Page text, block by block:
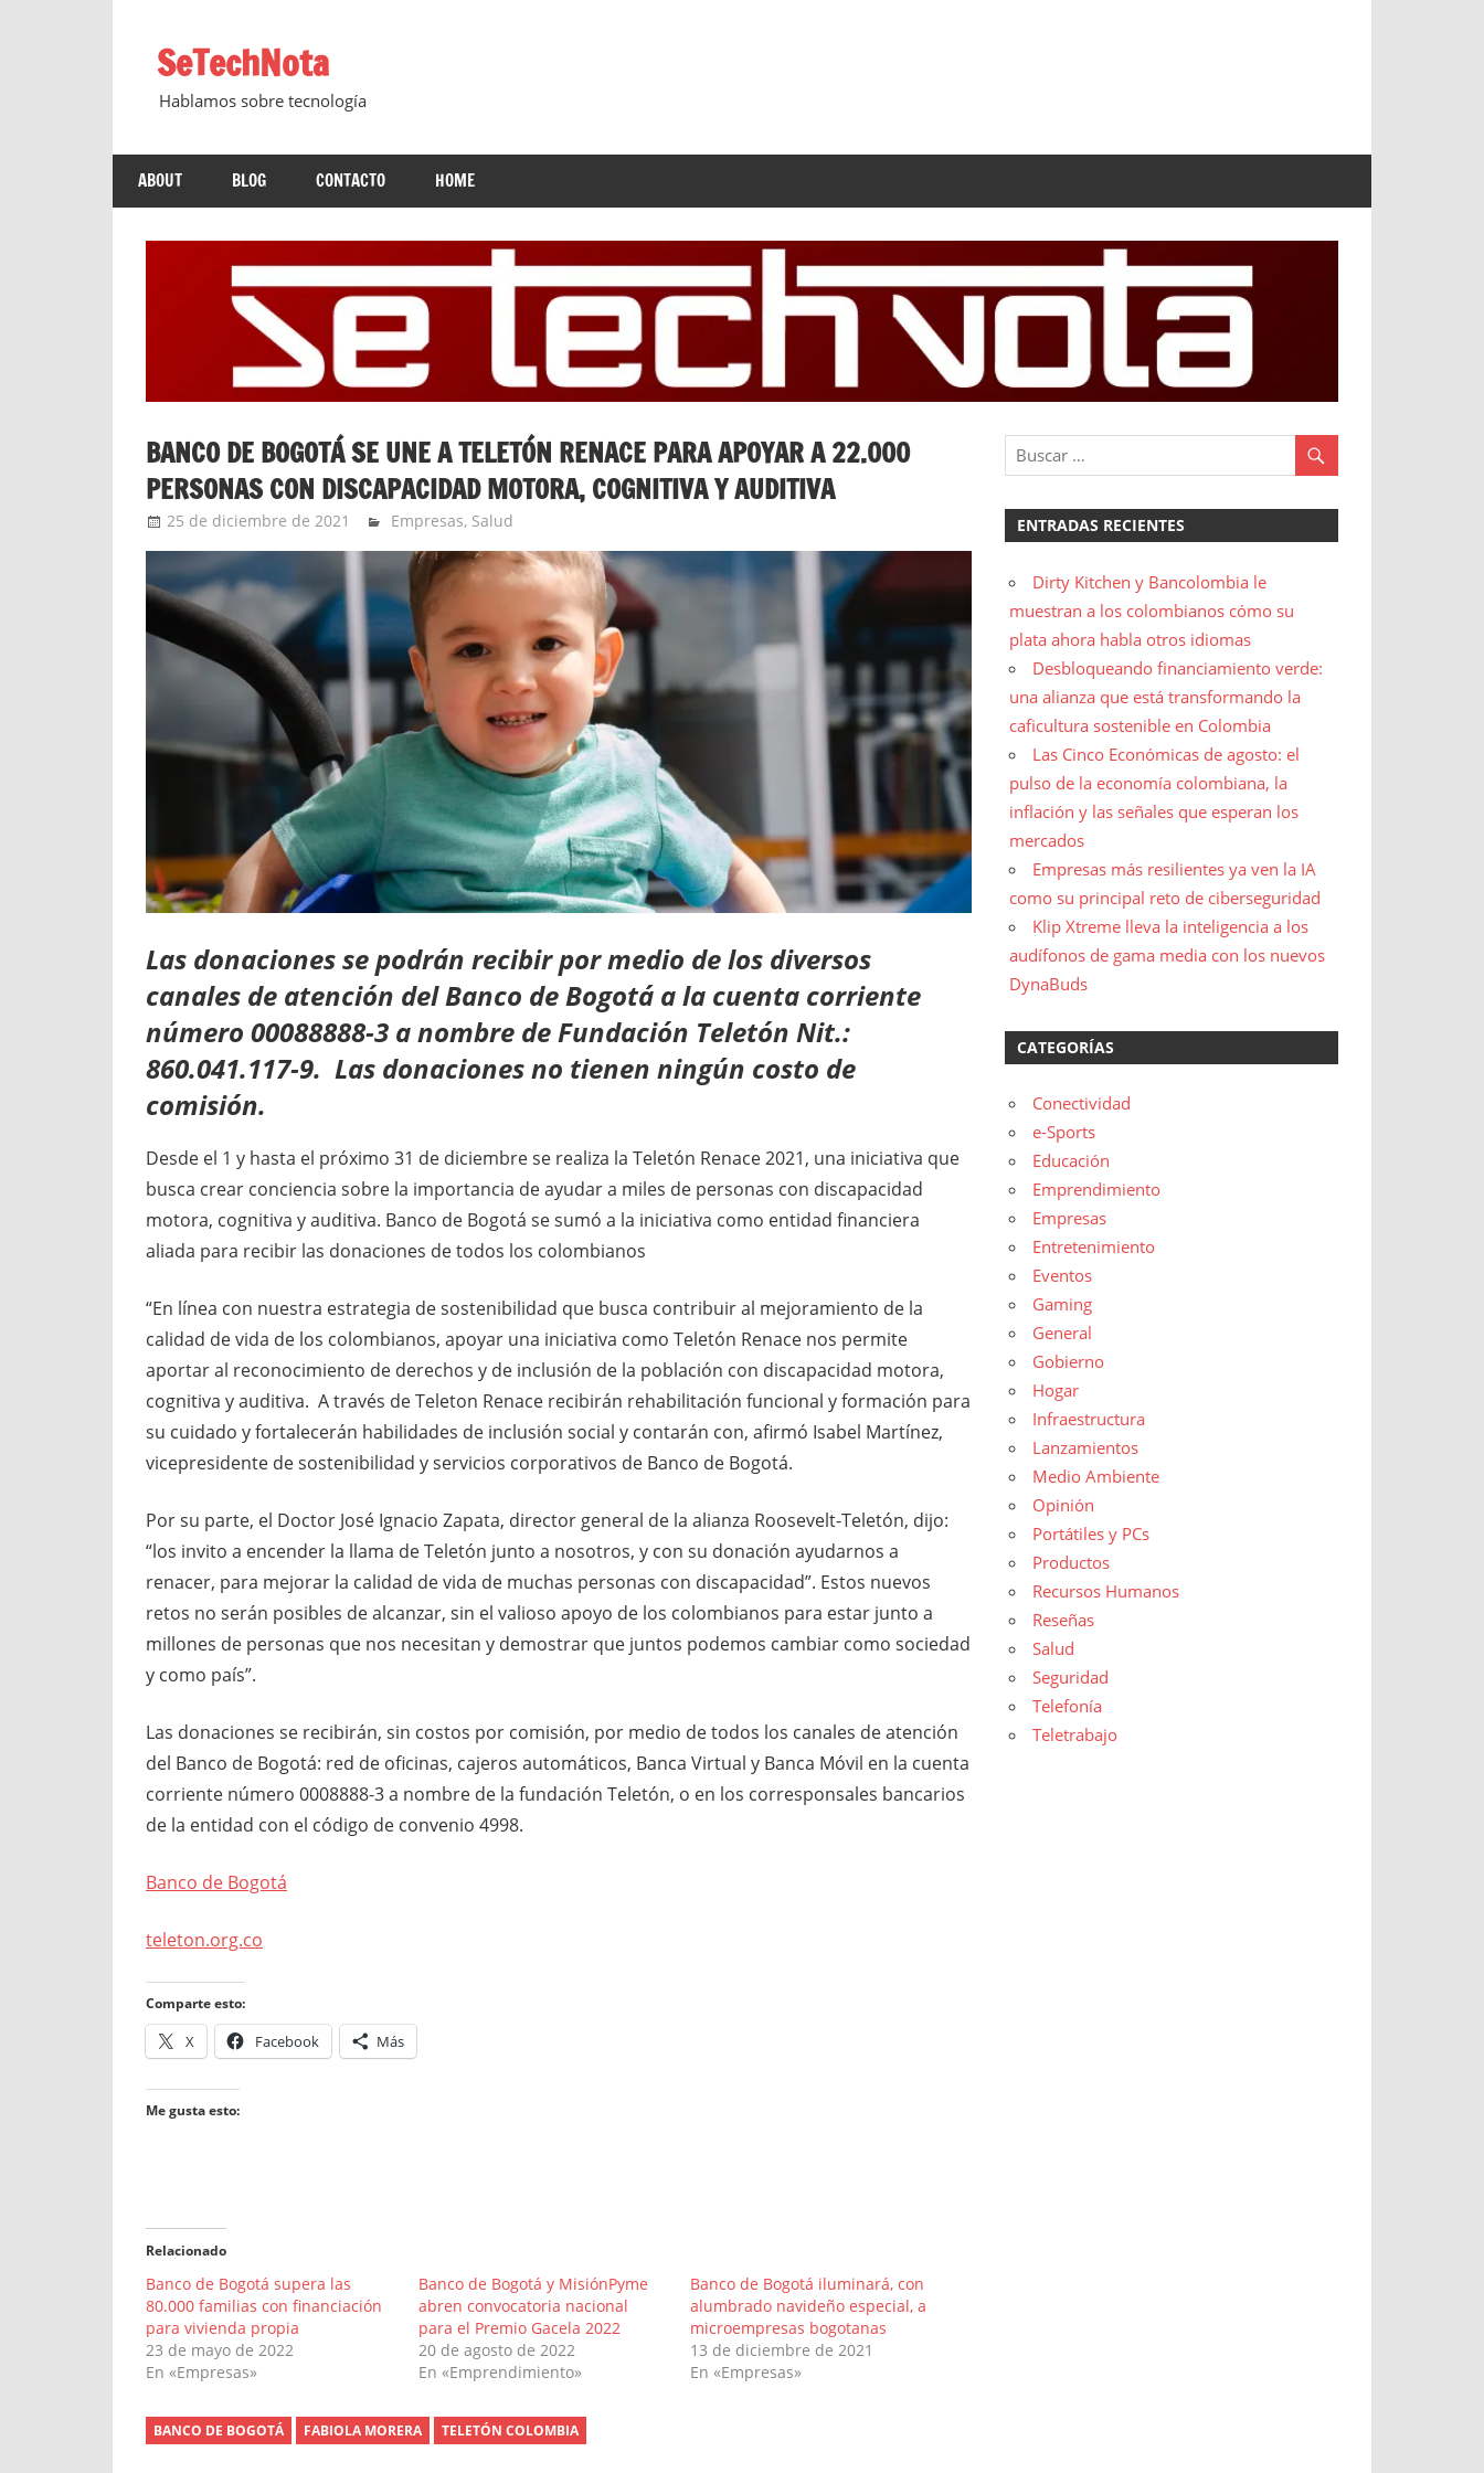
contenidoSeTechNota
Hablamos sobre tecnología
ABOUT BLOG CONTACTO HOME
BANCO DE BOGOTÁ SE UNE A TELETÓN RENACE PARA APOYAR A 22.000
PERSONAS CON DISCAPACIDAD MOTORA, COGNITIVA Y AUDITIVA
25 de diciembre de 2021 Ernesto Herrera
Empresas, Salud
Las donaciones se podrán recibir por medio de los diversos
canales de atención del Banco de Bogotá a la cuenta corriente
número 00088888-3 a nombre de Fundación Teletón Nit.:
860.041.117-9. Las donaciones no tienen ningún costo de
comisión.
Desde el 1 y hasta el próximo 31 de diciembre se realiza la Teletón Renace 2021, una iniciativa que
busca crear conciencia sobre la importancia de ayudar a miles de personas con discapacidad
motora, cognitiva y auditiva. Banco de Bogotá se sumó a la iniciativa como entidad financiera
aliada para recibir las donaciones de todos los colombianos
“En línea con nuestra estrategia de sostenibilidad que busca contribuir al mejoramiento de la
calidad de vida de los colombianos, apoyar una iniciativa como Teletón Renace nos permite
aportar al reconocimiento de derechos y de inclusión de la población con discapacidad motora,
cognitiva y auditiva. A través de Teleton Renace recibirán rehabilitación funcional y formación para
su cuidado y fortalecerán habilidades de inclusión social y contarán con, afirmó Isabel Martínez,
vicepresidente de sostenibilidad y servicios corporativos de Banco de Bogotá.
Por su parte, el Doctor José Ignacio Zapata, director general de la alianza Roosevelt-Teletón, dijo:
“los invito a encender la llama de Teletón junto a nosotros, y con su donación ayudarnos a
renacer, para mejorar la calidad de vida de muchas personas con discapacidad”. Estos nuevos
retos no serán posibles de alcanzar, sin el valioso apoyo de los colombianos para estar junto a
millones de personas que nos necesitan y demostrar que juntos podemos cambiar como sociedad
y como país”.
Las donaciones se recibirán, sin costos por comisión, por medio de todos los canales de atención
del Banco de Bogotá: red de oficinas, cajeros automáticos, Banca Virtual y Banca Móvil en la cuenta
corriente número 0008888-3 a nombre de la fundación Teletón, o en los corresponsales bancarios
de la entidad con el código de convenio 4998.
Banco de Bogotá
teleton.org.co
Comparte esto:
X Facebook Más
Me gusta esto:
Relacionado
Banco de Bogotá supera las
80.000 familias con financiación
para vivienda propia
23 de mayo de 2022
En «Empresas»
Banco de Bogotá y MisiónPyme
abren convocatoria nacional
para el Premio Gacela 2022
20 de agosto de 2022
En «Emprendimiento»
Banco de Bogotá iluminará, con
alumbrado navideño especial, a
microempresas bogotanas
13 de diciembre de 2021
En «Empresas»
BANCO DE BOGOTÁ FABIOLA MORERA TELETÓN COLOMBIA
ENTRADAS RECIENTES
Dirty Kitchen y Bancolombia le
muestran a los colombianos cómo su
plata ahora habla otros idiomas
Desbloqueando financiamiento verde:
una alianza que está transformando la
caficultura sostenible en Colombia
Las Cinco Económicas de agosto: el
pulso de la economía colombiana, la
inflación y las señales que esperan los
mercados
Empresas más resilientes ya ven la IA
como su principal reto de ciberseguridad
Klip Xtreme lleva la inteligencia a los
audífonos de gama media con los nuevos
DynaBuds
CATEGORÍAS
Conectividad
e-Sports
Educación
Emprendimiento
Empresas
Entretenimiento
Eventos
Gaming
General
Gobierno
Hogar
Infraestructura
Lanzamientos
Medio Ambiente
Opinión
Portátiles y PCs
Productos
Recursos Humanos
Reseñas
Salud
Seguridad
Telefonía
Teletrabajo